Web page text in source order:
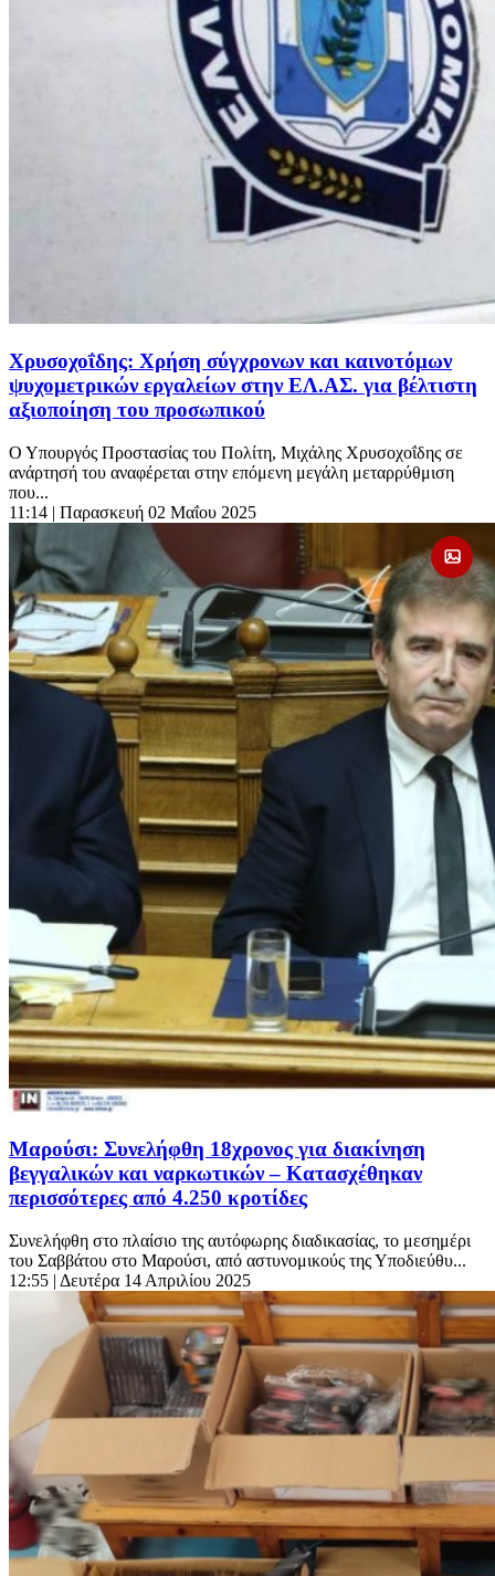
Χρυσοχοΐδης: Χρήση σύγχρονων και καινοτόμων
ψυχομετρικών εργαλείων στην ΕΛ.ΑΣ. για βέλτιστη
αξιοποίηση του προσωπικού
Ο Υπουργός Προστασίας του Πολίτη, Μιχάλης Χρυσοχοΐδης σε
ανάρτησή του αναφέρεται στην επόμενη μεγάλη μεταρρύθμιση
που...
11:14 | Παρασκευή 02 Μαΐου 2025
Μαρούσι: Συνελήφθη 18χρονος για διακίνηση
βεγγαλικών και ναρκωτικών – Κατασχέθηκαν
περισσότερες από 4.250 κροτίδες
Συνελήφθη στο πλαίσιο της αυτόφωρης διαδικασίας, το μεσημέρι
του Σαββάτου στο Μαρούσι, από αστυνομικούς της Υποδιεύθυ...
12:55 | Δευτέρα 14 Απριλίου 2025